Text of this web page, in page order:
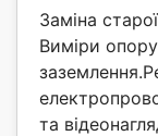
Заміна
Виміри опору
та